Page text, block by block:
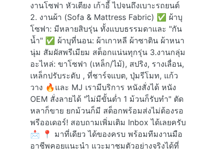
งานโซฟา หัวเตียง เก้าอี้ ไปจนถึงเบาะรถยนต์
2. งานผ้า (Sofa & Mattress Fabric) ✅ ผ้าบุ
โซฟา: มีหลายสิบรุ่น ทั้งแบบธรรมดาและ "กัน
น้ำ" ✅ ผ้าบุที่นอน: ผ้าเกาหลี ผ้าซาติน ผ้าหนา
นุ่ม สัมผัสพรีเมียม สต็อกแน่นทุกรุ่น 3.งานกลุ่ม
อะไหล่: ขาโซฟา (เหล็ก/ไม้), สปริง, รางเลื่อน,
เหล็กปรับระดับ , ที่ชาร์จแบต, ปุ่มรีโมท, แก้ว
วาง 🔥และ MJ เรามีบริการ หนังสั่งได้ หนัง
OEM สั่งลายได้ "ไม่มีขั้นต่ำ 1 ม้วนก็รับทำ" ตัด
หลาก็ขาย ยกม้วนก็มี สต็อกพร้อมส่งไม่ต้องรอ
พรีออเดอร์! สอบถามเพิ่มเติม Inbox ได้เลยครับ
📩 📍 มาที่เดียว ได้ของครบ พร้อมทีมงานมือ
อาชีพคอยแนะนำ แวะมาชมตัวอย่างจริงได้ที่